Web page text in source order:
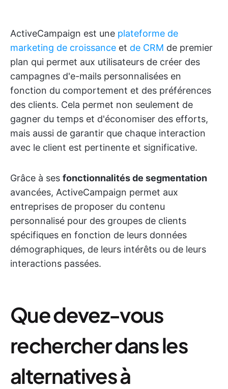
ActiveCampaign est une plateforme de
marketing de croissance et de CRM de premier
plan qui permet aux utilisateurs de créer des
campagnes d'e-mails personnalisées en
fonction du comportement et des préférences
des clients. Cela permet non seulement de
gagner du temps et d'économiser des efforts,
mais aussi de garantir que chaque interaction
avec le client est pertinente et significative.
Grâce à ses fonctionnalités de segmentation
avancées, ActiveCampaign permet aux
entreprises de proposer du contenu
personnalisé pour des groupes de clients
spécifiques en fonction de leurs données
démographiques, de leurs intérêts ou de leurs
interactions passées.
Que devez-vous
rechercher dans les
alternatives à